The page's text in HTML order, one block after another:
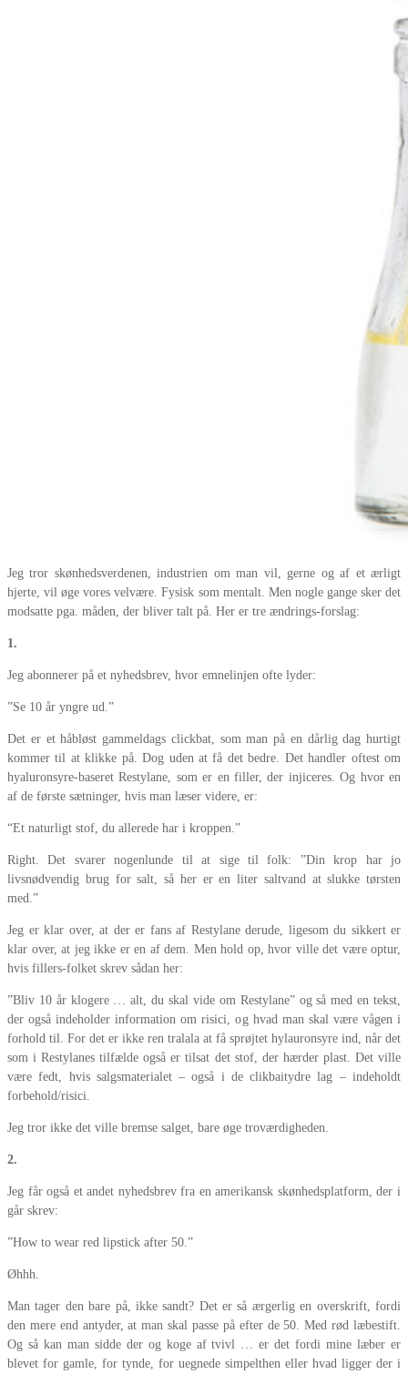
Jeg tror skønhedsverdenen, industrien om man vil, gerne og af et ærligt
hjerte, vil øge vores velvære. Fysisk som mentalt. Men nogle gange sker det
modsatte pga. måden, der bliver talt på. Her er tre ændrings-forslag:
1.
Jeg abonnerer på et nyhedsbrev, hvor emnelinjen ofte lyder:
”Se 10 år yngre ud.”
Det er et håbløst gammeldags clickbat, som man på en dårlig dag hurtigt
kommer til at klikke på. Dog uden at få det bedre. Det handler oftest om
hyaluronsyre-baseret Restylane, som er en filler, der injiceres. Og hvor en
af de første sætninger, hvis man læser videre, er:
“Et naturligt stof, du allerede har i kroppen.”
Right. Det svarer nogenlunde til at sige til folk: ”Din krop har jo
livsnødvendig brug for salt, så her er en liter saltvand at slukke tørsten
med.”
Jeg er klar over, at der er fans af Restylane derude, ligesom du sikkert er
klar over, at jeg ikke er en af dem. Men hold op, hvor ville det være optur,
hvis fillers-folket skrev sådan her:
”Bliv 10 år klogere … alt, du skal vide om Restylane” og så med en tekst,
der også indeholder information om risici, og hvad man skal være vågen i
forhold til. For det er ikke ren tralala at få sprøjtet hylauronsyre ind, når det
som i Restylanes tilfælde også er tilsat det stof, der hærder plast. Det ville
være fedt, hvis salgsmaterialet – også i de clikbaitydre lag – indeholdt
forbehold/risici.
Jeg tror ikke det ville bremse salget, bare øge troværdigheden.
2.
Jeg får også et andet nyhedsbrev fra en amerikansk skønhedsplatform, der i
går skrev:
”How to wear red lipstick after 50.”
Øhhh.
Man tager den bare på, ikke sandt? Det er så ærgerlig en overskrift, fordi
den mere end antyder, at man skal passe på efter de 50. Med rød læbestift.
Og så kan man sidde der og koge af tvivl … er det fordi mine læber er
blevet for gamle, for tynde, for uegnede simpelthen eller hvad ligger der i